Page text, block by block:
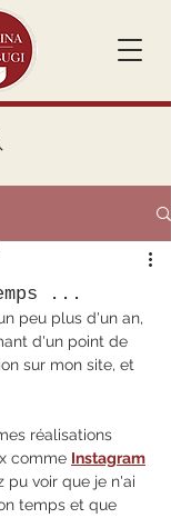
...
peu plus d'un an,
d'un point de
sur mon site, et
réalisations
comme Instagram
pu voir que je n'ai
temps et que